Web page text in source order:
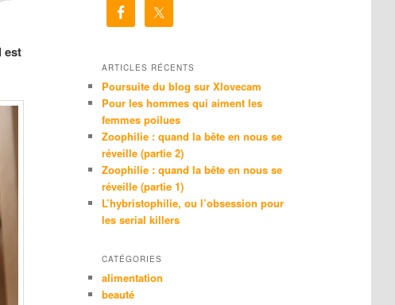
est
h
ARTICLES RÉCENTS
Poursuite du blog sur Xlovecam
Pour les hommes qui aiment les
femmes poilues
Zoophilie : quand la bête en nous se
réveille (partie 2)
Zoophilie : quand la bête en nous se
réveille (partie 1)
L’hybristophilie, ou l’obsession pour
les serial killers
CATÉGORIES
alimentation
beauté